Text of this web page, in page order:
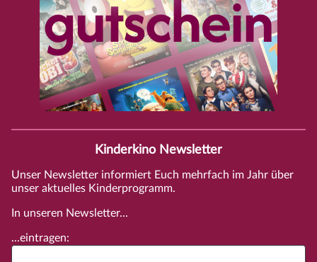
Kinderkino Newsletter
Unser Newsletter informiert Euch mehrfach im Jahr über
unser aktuelles Kinderprogramm.
In unseren Newsletter...
...eintragen: